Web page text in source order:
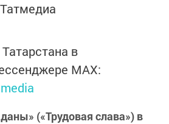
Татмедиа
в
MАХ:
(«Трудовая слава») в